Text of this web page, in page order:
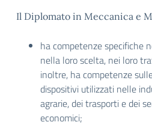
Il Diplomato in Meccanica e
ha competenze specifiche
nella loro scelta, nei loro
inoltre, ha competenze
dispositivi utilizzati nelle
agrarie, dei trasporti e dei
economici;